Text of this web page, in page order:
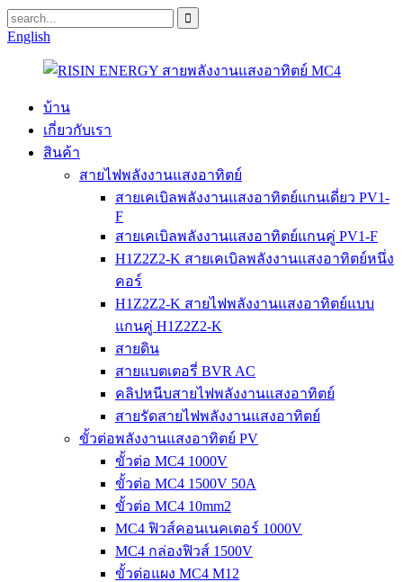
English
บ้าน
เกี่ยวกับเรา
สินค้า
สายไฟพลังงานแสงอาทิตย์
สายเคเบิลพลังงานแสงอาทิตย์แกนเดี่ยว PV1-
F
สายเคเบิลพลังงานแสงอาทิตย์แกนคู่ PV1-F
H1Z2Z2-K สายเคเบิลพลังงานแสงอาทิตย์หนึ่ง
คอร์
H1Z2Z2-K สายไฟพลังงานแสงอาทิตย์แบบ
แกนคู่ H1Z2Z2-K
สายดิน
สายแบตเตอรี่ BVR AC
คลิปหนีบสายไฟพลังงานแสงอาทิตย์
สายรัดสายไฟพลังงานแสงอาทิตย์
ขั้วต่อพลังงานแสงอาทิตย์ PV
ขั้วต่อ MC4 1000V
ขั้วต่อ MC4 1500V 50A
ขั้วต่อ MC4 10mm2
MC4 ฟิวส์คอนเนคเตอร์ 1000V
MC4 กล่องฟิวส์ 1500V
ขั้วต่อแผง MC4 M12